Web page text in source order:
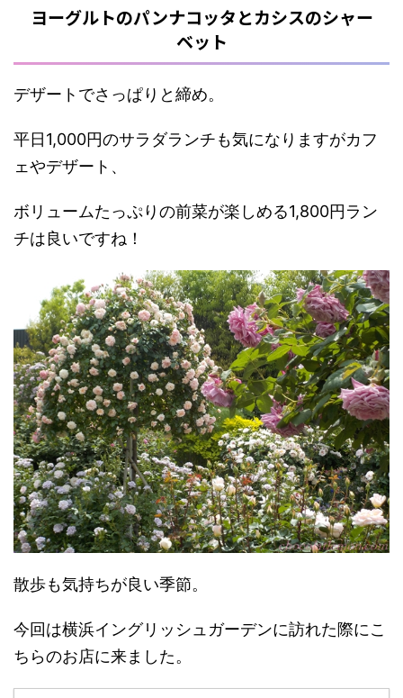
ヨーグルトのパンナコッタとカシスのシャー
ベット
デザートでさっぱりと締め。
平日1,000円のサラダランチも気になりますがカフ
ェやデザート、
ボリュームたっぷりの前菜が楽しめる1,800円ラン
チは良いですね！
散歩も気持ちが良い季節。
今回は横浜イングリッシュガーデンに訪れた際にこ
ちらのお店に来ました。